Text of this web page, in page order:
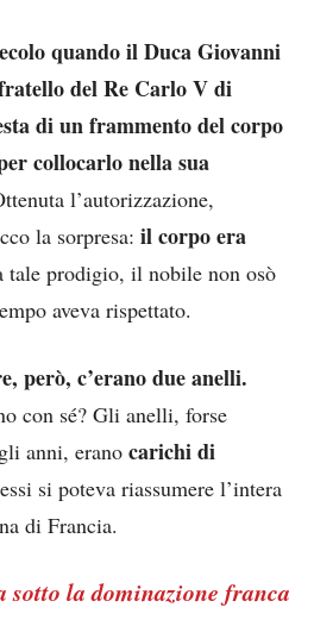
quando il Duca Giovanni
del Re Carlo V di
di un frammento del corpo
collocarlo nella sua
l’autorizzazione,
la sorpresa: il corpo era
tale prodigio, il nobile non osò
aveva rispettato.
però, c’erano due anelli.
con sé? Gli anelli, forse
anni, erano carichi di
si poteva riassumere l’intera
di Francia.
la dominazione franca